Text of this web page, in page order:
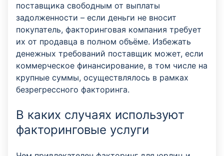
поставщика свободным от выплаты
задолженности – если деньги не вносит
покупатель, факторинговая компания требует
их от продавца в полном объёме. Избежать
денежных требований поставщик может, если
коммерческое финансирование, в том числе на
крупные суммы, осуществлялось в рамках
безрегрессного факторинга.
В каких случаях используют
факторинговые услуги